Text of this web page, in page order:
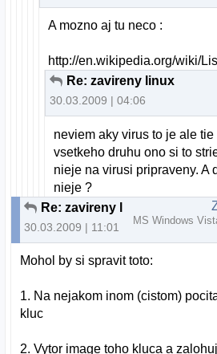
A mozno aj tu neco :
http://en.wikipedia.org/wiki/
Re: zavireny linux
30.03.2009 | 04:06
neviem aky virus to je ale
vsetkeho druhu ono si to
nieje na virusi pripraveny. A
nieje ?
Re: zavireny linux
30.03.2009 | 11:01
MS Windows
Mohol by si spravit toto:
1. Na nejakom inom (cistom)
kluc
2. Vytor image toho kluca a